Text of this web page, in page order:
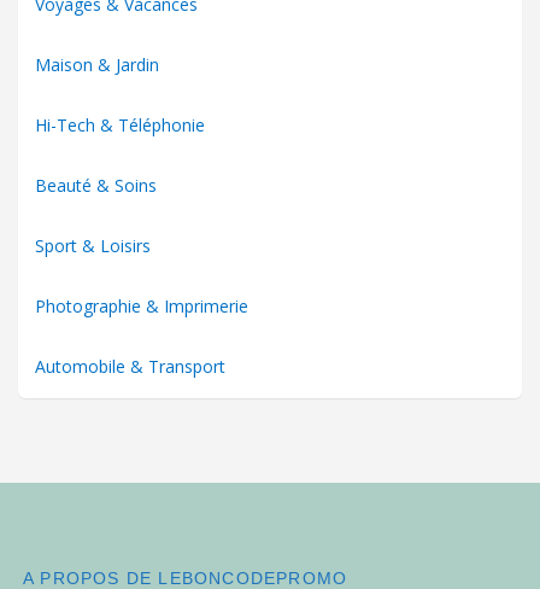
Maison & Jardin
Hi-Tech & Téléphonie
Beauté & Soins
Sport & Loisirs
Photographie & Imprimerie
Automobile & Transport
A PROPOS DE LEBONCODEPROMO